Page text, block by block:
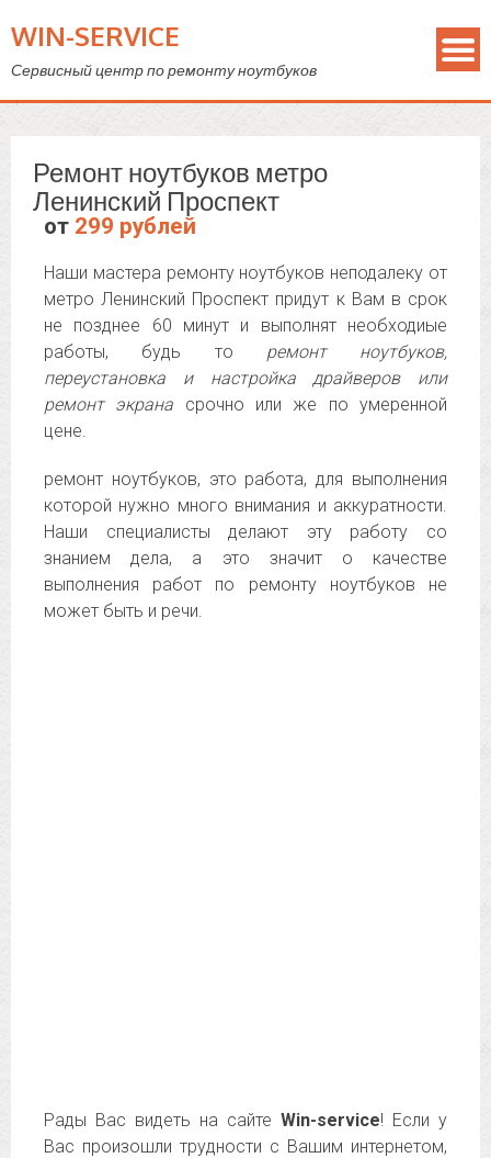
WIN-SERVICE
Сервисный центр по ремонту ноутбуков
Ремонт ноутбуков метро
Ленинский Проспект
от 299 рублей
Наши мастера ремонту ноутбуков неподалеку от
метро Ленинский Проспект придут к Вам в срок
не позднее 60 минут и выполнят необходиые
работы, будь то ремонт ноутбуков,
переустановка и настройка драйверов или
ремонт экрана срочно или же по умеренной
цене.
ремонт ноутбуков, это работа, для выполнения
которой нужно много внимания и аккуратности.
Наши специалисты делают эту работу со
знанием дела, а это значит о качестве
выполнения работ по ремонту ноутбуков не
может быть и речи.
Рады Вас видеть на сайте Win-service! Если у
Вас произошли трудности с Вашим интернетом,